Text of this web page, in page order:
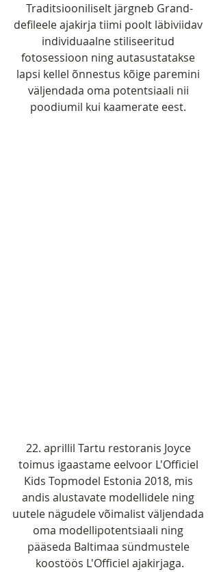
Traditsiooniliselt järgneb Grand-
defileele ajakirja tiimi poolt läbiviidav
individuaalne stiliseeritud
fotosessioon ning autasustatakse
lapsi kellel õnnestus kõige paremini
väljendada oma potentsiaali nii
poodiumil kui kaamerate eest.
22. aprillil Tartu restoranis Joyce
toimus igaastame eelvoor L'Officiel
Kids Topmodel Estonia 2018, mis
andis alustavate modellidele ning
uutele nägudele võimalist väljendada
oma modellipotentsiaali ning
pääseda Baltimaa sündmustele
koostöös L'Officiel ajakirjaga.